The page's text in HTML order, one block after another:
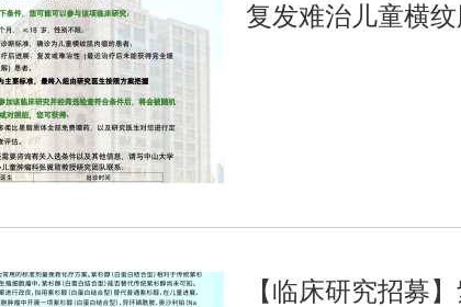
复发难治儿童横
【临床研究招募